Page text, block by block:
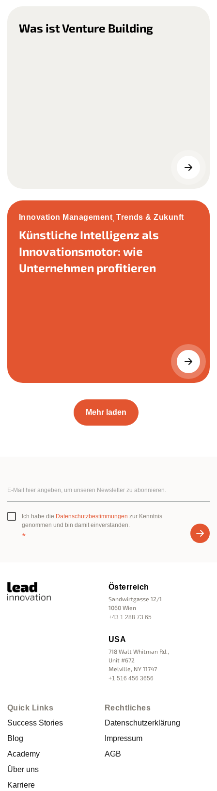
Was ist Venture Building
Innovation Management, Trends & Zukunft
Künstliche Intelligenz als
Innovationsmotor: wie
Unternehmen profitieren
Mehr laden
Ich habe die Datenschutzbestimmungen zur Kenntnis
genommen und bin damit einverstanden.
*
Österreich
Sandwirtgasse 12/1
1060 Wien
+43 1 288 73 65
USA
718 Walt Whitman Rd.,
Unit #672
Melville, NY 11747
+1 516 456 3656
Quick Links
Success Stories
Blog
Academy
Über uns
Karriere
Rechtliches
Datenschutzerklärung
Impressum
AGB